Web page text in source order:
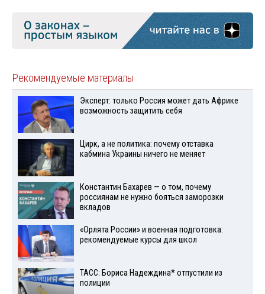
Рекомендуемые материалы
Эксперт: только Россия может дать Африке
возможность защитить себя
Цирк, а не политика: почему отставка
кабмина Украины ничего не меняет
Константин Бахарев — о том, почему
россиянам не нужно бояться заморозки
вкладов
«Орлята России» и военная подготовка:
рекомендуемые курсы для школ
ТАСС: Бориса Надеждина* отпустили из
полиции